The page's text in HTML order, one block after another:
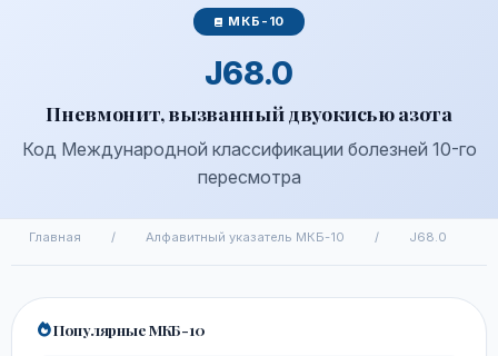
МКБ-10
J68.0
Пневмонит, вызванный двуокисью азота
Код Международной классификации болезней 10-го
пересмотра
Главная / Алфавитный указатель МКБ-10 / J68.0
Популярные МКБ-10